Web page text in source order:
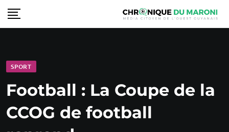
SPORT
Football : La Coupe de la
CCOG de football